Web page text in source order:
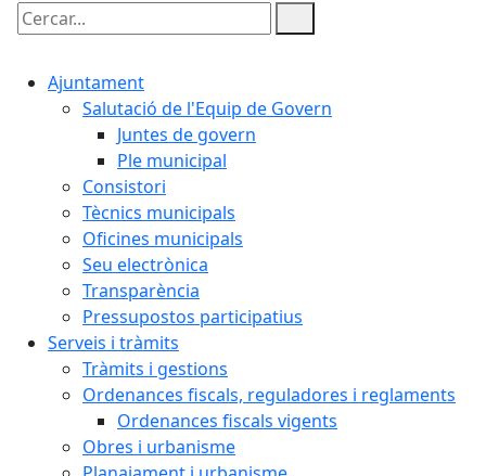
Cercar:
Ajuntament
Salutació de l'Equip de Govern
Juntes de govern
Ple municipal
Consistori
Tècnics municipals
Oficines municipals
Seu electrònica
Transparència
Pressupostos participatius
Serveis i tràmits
Tràmits i gestions
Ordenances fiscals, reguladores i reglaments
Ordenances fiscals vigents
Obres i urbanisme